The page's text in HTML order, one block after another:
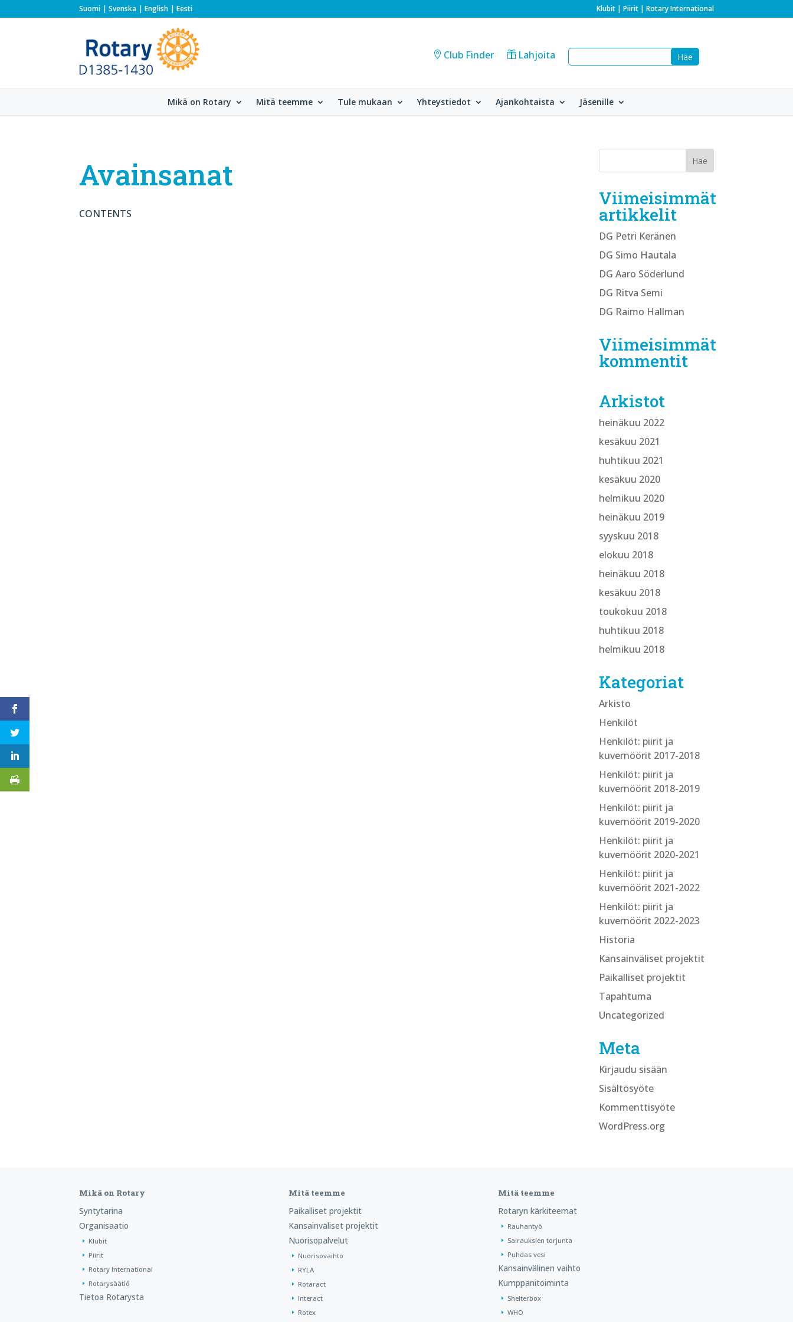
Suomi Svenska English Eesti Klubit| Piirit| Rotary International
Club Finder Lahjoita
Mikä on Rotary Mitä teemme Tule mukaan Yhteystiedot Ajankohtaista Jäsenille
Avainsanat
CONTENTS
Viimeisimmät
artikkelit
DG Petri Keränen
DG Simo Hautala
DG Aaro Söderlund
DG Ritva Semi
DG Raimo Hallman
Viimeisimmät
kommentit
Arkistot
heinäkuu 2022
kesäkuu 2021
huhtikuu 2021
kesäkuu 2020
helmikuu 2020
heinäkuu 2019
syyskuu 2018
elokuu 2018
heinäkuu 2018
kesäkuu 2018
toukokuu 2018
huhtikuu 2018
helmikuu 2018
Kategoriat
Arkisto
Henkilöt
Henkilöt: piirit ja
kuvernöörit 2017-2018
Henkilöt: piirit ja
kuvernöörit 2018-2019
Henkilöt: piirit ja
kuvernöörit 2019-2020
Henkilöt: piirit ja
kuvernöörit 2020-2021
Henkilöt: piirit ja
kuvernöörit 2021-2022
Henkilöt: piirit ja
kuvernöörit 2022-2023
Historia
Kansainväliset projektit
Paikalliset projektit
Tapahtuma
Uncategorized
Meta
Kirjaudu sisään
Sisältösyöte
Kommenttisyöte
WordPress.org
Mikä on Rotary
Syntytarina
Organisaatio
Klubit
Piirit
Rotary International
Rotarysäätiö
Tietoa Rotarysta
Mitä teemme
Paikalliset projektit
Kansainväliset projektit
Nuorisopalvelut
Nuorisovaihto
RYLA
Rotaract
Interact
Rotex
Mitä teemme
Rotaryn kärkiteemat
Rauhantyö
Sairauksien torjunta
Puhdas vesi
Kansainvälinen vaihto
Kumppanitoiminta
Shelterbox
WHO